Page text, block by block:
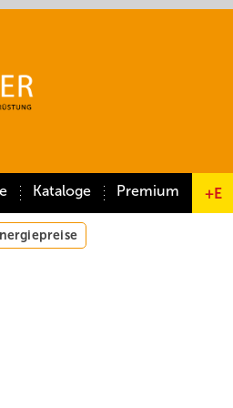
Kataloge Premium +E